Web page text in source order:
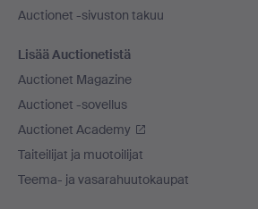
Auctionet -sivuston takuu
Lisää Auctionetistä
Auctionet Magazine
Auctionet -sovellus
Auctionet Academy
Taiteilijat ja muotoilijat
Teema- ja vasarahuutokaupat